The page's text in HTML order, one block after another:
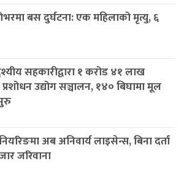
बस दुर्घटना: एक महिलाको मृत्यु, ६
सहकारीद्वारा १ करोड ४१ लाख
उद्योग सञ्चालन, १४० बिघामा मूल
अब अनिवार्य लाइसेन्स, बिना दर्ता
जरिवाना